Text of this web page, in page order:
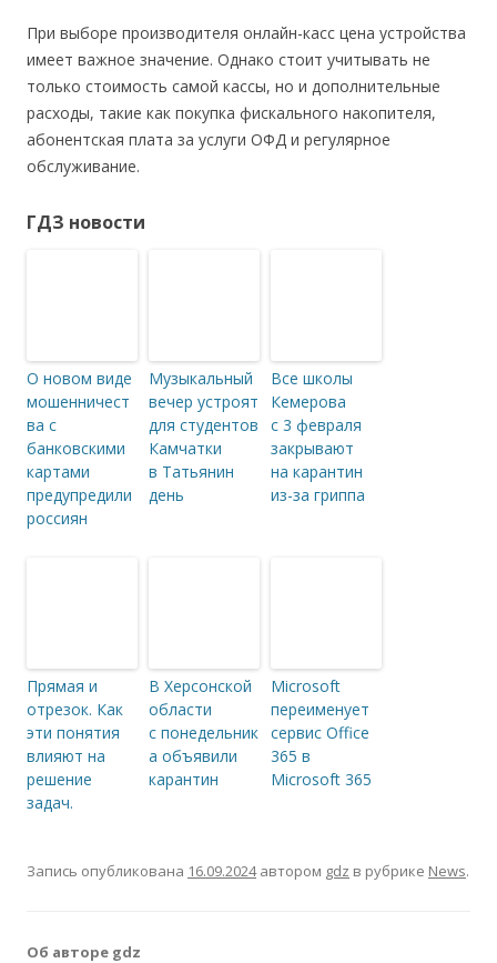
При выборе производителя онлайн-касс цена устройства
имеет важное значение. Однако стоит учитывать не
только стоимость самой кассы, но и дополнительные
расходы, такие как покупка фискального накопителя,
абонентская плата за услуги ОФД и регулярное
обслуживание.
ГДЗ новости
О новом виде
мошенничест
ва с
банковскими
картами
предупредили
россиян
Музыкальный
вечер устроят
для студентов
Камчатки
в Татьянин
день
Все школы
Кемерова
с 3 февраля
закрывают
на карантин
из-за гриппа
Прямая и
отрезок. Как
эти понятия
влияют на
решение
задач.
В Херсонской
области
с понедельник
а объявили
карантин
Microsoft
переименует
сервис Office
365 в
Microsoft 365
Запись опубликована 16.09.2024автором gdz в рубрике News.
Об авторе gdz